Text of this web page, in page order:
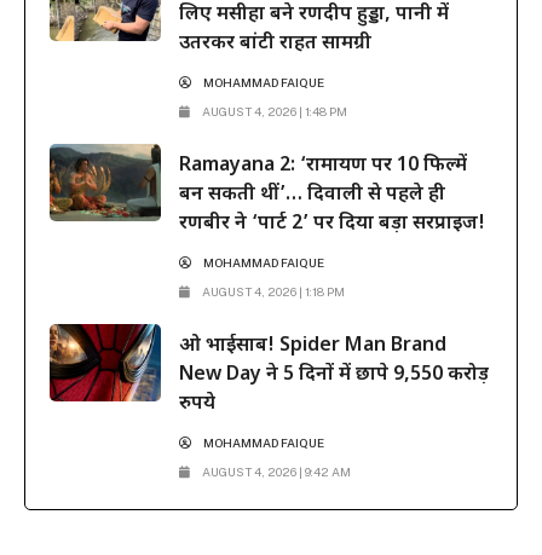
लिए मसीहा बने रणदीप हुड्डा, पानी में
उतरकर बांटी राहत सामग्री
MOHAMMAD FAIQUE
AUGUST 4, 2026 | 1:48 PM
Ramayana 2: ‘रामायण पर 10 फिल्में
बन सकती थीं’… दिवाली से पहले ही
रणबीर ने ‘पार्ट 2’ पर दिया बड़ा सरप्राइज!
MOHAMMAD FAIQUE
AUGUST 4, 2026 | 1:18 PM
ओ भाईसाब! Spider Man Brand
New Day ने 5 दिनों में छापे 9,550 करोड़
रुपये
MOHAMMAD FAIQUE
AUGUST 4, 2026 | 9:42 AM